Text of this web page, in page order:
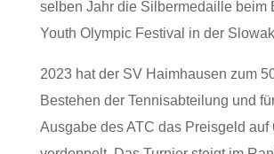
selben Jahr die Silbermedaille beim
Youth Olympic Festival in der
2023 hat der SV Haimhausen zum
Bestehen der Tennisabteilung und
Ausgabe des ATC das Preisgeld auf